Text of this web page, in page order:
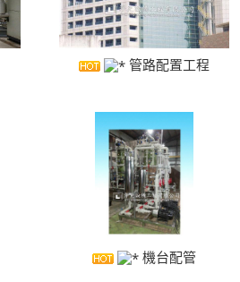
酸洗設備
消毒殺菌淨化設備
配件
廢氣處理
抽風排氣設備工程
洗滌塔
管路配置工程
攪拌槽
蝕設備、槽體、製品結構工程
管路配置工程
機台配管